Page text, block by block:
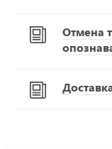
Отмена